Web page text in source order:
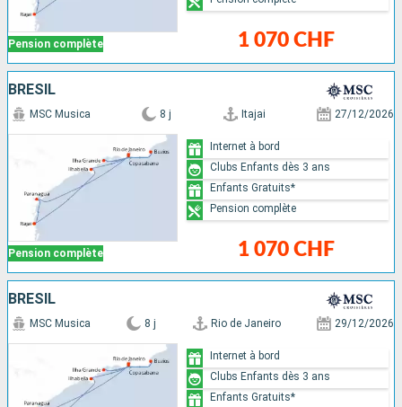
Pension complète 1 070 CHF
BRÉSIL
Pension complète
MSC Musica 8 j Itajai 27/12/2026
1 070 CHF
Internet à bord
Clubs Enfants dès 3 ans
Enfants Gratuits*
Pension complète
BRÉSIL
MSC Musica 8 j Rio de Janeiro 29/12/2026
Internet à bord
Clubs Enfants dès 3 ans
Enfants Gratuits*